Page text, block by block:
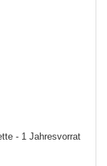
- 1 Jahresvorrat